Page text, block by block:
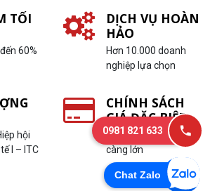
TỐI
60%
DỊCH VỤ HOÀN
HẢO
Hơn 10.000 doanh
nghiệp lựa chọn
hội
I – ITC
CHÍNH SÁCH
GIÁ ĐẶC BIỆT
In càng nhiều, ưu đãi
càng lớn
Chat Zalo
0981 821 633